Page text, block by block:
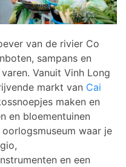
van de rivier Co
sampans en
Vanuit Vinh Long
markt van Cai
maken en
en bloementuinen
waar je
en een